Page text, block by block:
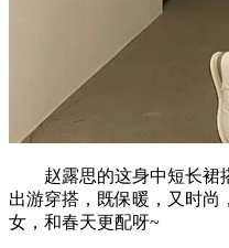
赵露思的这身中短长裙
出游穿搭，既保暖，又时尚
女，和春天更配呀~